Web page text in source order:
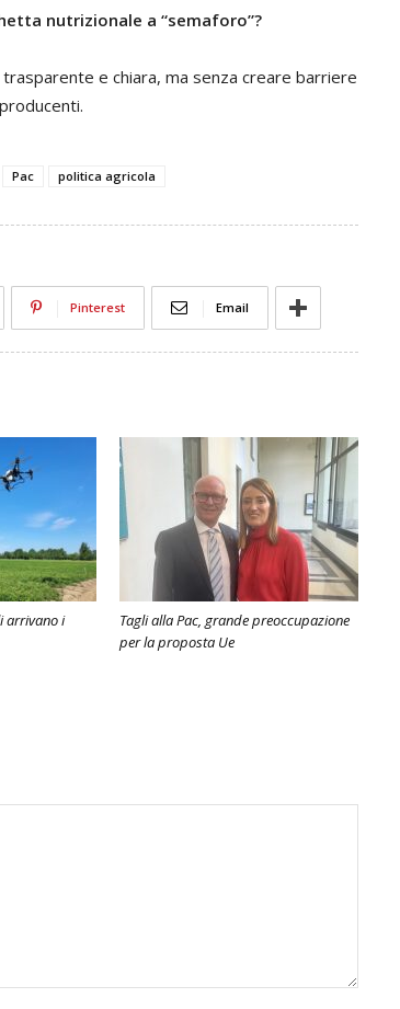
nutrizionale a “semaforo”?
e chiara, ma senza creare barriere
Pac politica agricola
Pinterest Email
arrivano i
Tagli alla Pac, grande preoccupazione
per la proposta Ue